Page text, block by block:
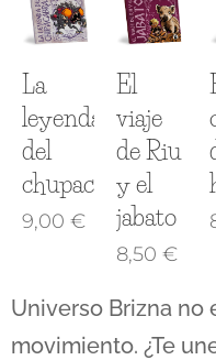
La
leyenda
del
chupacabras
9,00 €
El
viaje
de Riu
y el
jabato
8,50 €
Universo Brizna no
movimiento. ¿Te